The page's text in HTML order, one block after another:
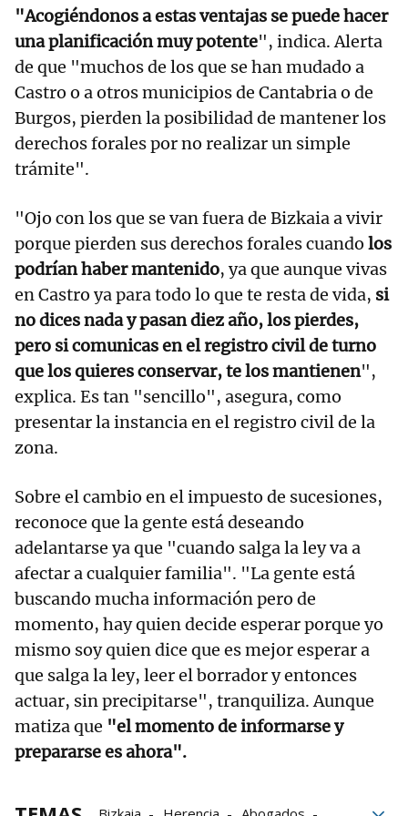
"Acogiéndonos a estas ventajas se puede hacer
una planificación muy potente", indica. Alerta
de que "muchos de los que se han mudado a
Castro o a otros municipios de Cantabria o de
Burgos, pierden la posibilidad de mantener los
derechos forales por no realizar un simple
trámite".
"Ojo con los que se van fuera de Bizkaia a vivir
porque pierden sus derechos forales cuando los
podrían haber mantenido, ya que aunque vivas
en Castro ya para todo lo que te resta de vida, si
no dices nada y pasan diez año, los pierdes,
pero si comunicas en el registro civil de turno
que los quieres conservar, te los mantienen",
explica. Es tan "sencillo", asegura, como
presentar la instancia en el registro civil de la
zona.
Sobre el cambio en el impuesto de sucesiones,
reconoce que la gente está deseando
adelantarse ya que "cuando salga la ley va a
afectar a cualquier familia". "La gente está
buscando mucha información pero de
momento, hay quien decide esperar porque yo
mismo soy quien dice que es mejor esperar a
que salga la ley, leer el borrador y entonces
actuar, sin precipitarse", tranquiliza. Aunque
matiza que "el momento de informarse y
prepararse es ahora".